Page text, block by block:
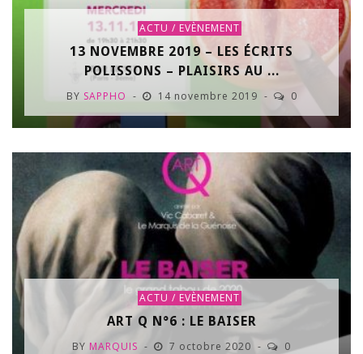
ACTU / EVÈNEMENT
13 NOVEMBRE 2019 – LES ÉCRITS
POLISSONS – PLAISIRS AU ...
BY SAPPHO 14 novembre 2019 0
ACTU / EVÈNEMENT
ART Q N°6 : LE BAISER
BY MARQUIS 7 octobre 2020 0